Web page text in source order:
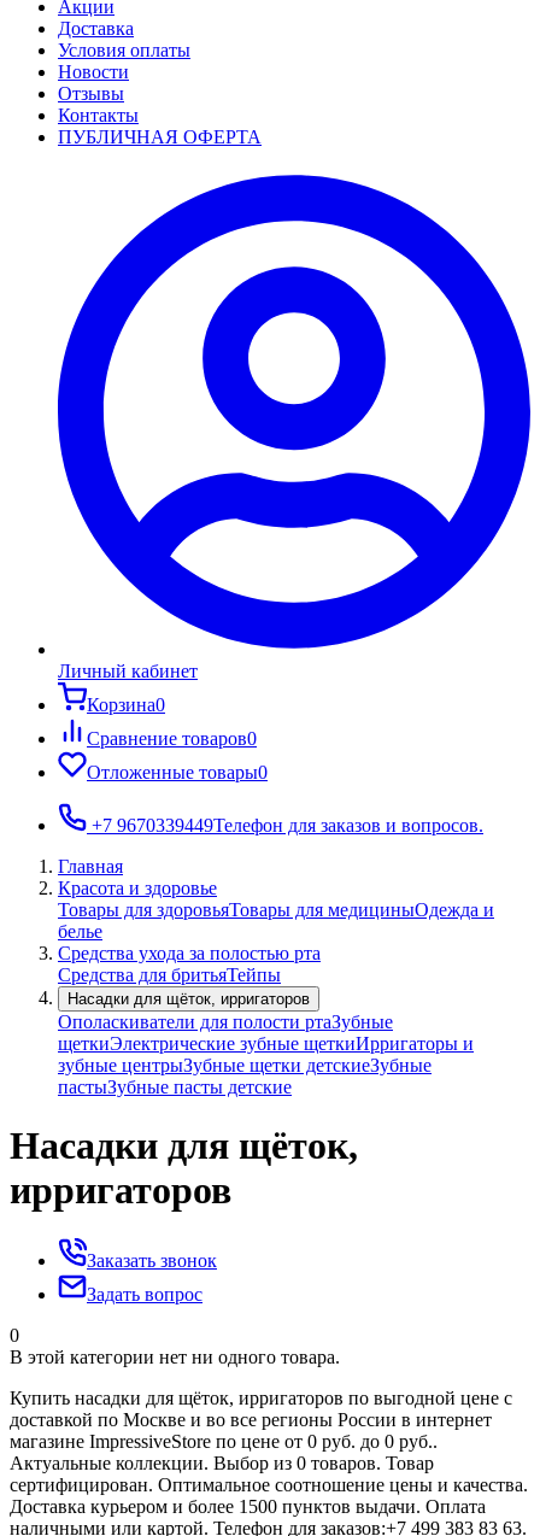
Акции
Доставка
Условия оплаты
Новости
Отзывы
Контакты
ПУБЛИЧНАЯ ОФЕРТА
Личный кабинет
Корзина0
Сравнение товаров0
Отложенные товары0
+7 9670339449Телефон для заказов и вопросов.
Главная
Красота и здоровье
Товары для здоровьяТовары для медициныОдежда и
белье
Средства ухода за полостью рта
Средства для бритьяТейпы
Насадки для щёток, ирригаторов
Ополаскиватели для полости ртаЗубные
щеткиЭлектрические зубные щеткиИрригаторы и
зубные центрыЗубные щетки детскиеЗубные
пастыЗубные пасты детские
Насадки для щёток,
ирригаторов
Заказать звонок
Задать вопрос
0
В этой категории нет ни одного товара.
Купить насадки для щёток, ирригаторов по выгодной цене с
доставкой по Москве и во все регионы России в интернет
магазине ImpressiveStore по цене от 0 руб. до 0 руб..
Актуальные коллекции. Выбор из 0 товаров. Товар
сертифицирован. Оптимальное соотношение цены и качества.
Доставка курьером и более 1500 пунктов выдачи. Оплата
наличными или картой. Телефон для заказов:+7 499 383 83 63.